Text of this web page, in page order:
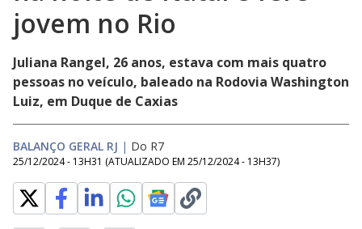
jovem no Rio
Juliana Rangel, 26 anos, estava com mais quatro
pessoas no veículo, baleado na Rodovia Washington
Luiz, em Duque de Caxias
BALANÇO GERAL RJ | Do R7
25/12/2024 - 13H31 (ATUALIZADO EM 25/12/2024 - 13H37)